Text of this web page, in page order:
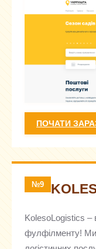
ПОЧАТИ
№9
KolesoLogistics –
фулфілменту! Ми